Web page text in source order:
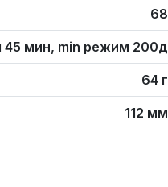
68
45 мин, min режим 200д
64 г
112 мм